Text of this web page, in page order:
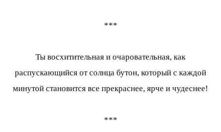
***
Ты восхитительная и очаровательная, как
распускающийся от солнца бутон, который с каждой
минутой становится все прекраснее, ярче и чудеснее!
***